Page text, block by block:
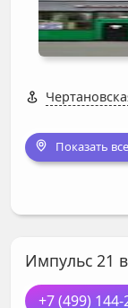
Показать
Импульс 21
+7 (499) 144-